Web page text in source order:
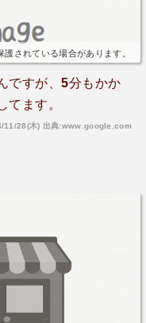
護されている場合があります。
ですが、5分もかか
てます。
11/28(木) 出典:www.google.com